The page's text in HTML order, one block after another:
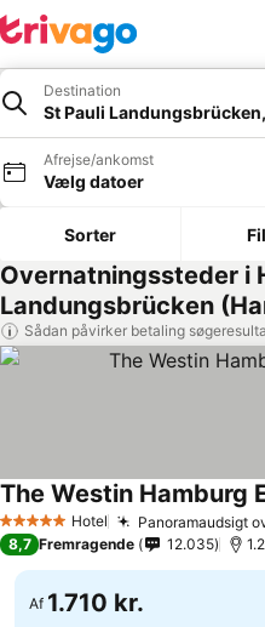
Destination
St Pauli
Afrejse/ankomst
Vælg datoer
Sorter
Overnatningssteder i
Landungsbrücken
Sådan påvirker betaling
5 Stjerner Hotel Panoramaudsigt
The Westin Hamburg
8,7 Fremragende 12.035
Af 1.710 kr.